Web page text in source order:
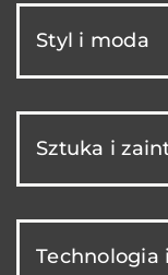
Styl i moda
Sztuka i